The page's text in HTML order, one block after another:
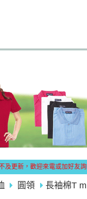
，歡迎來電或加好友詢問呦~
圓領 長袖棉T m